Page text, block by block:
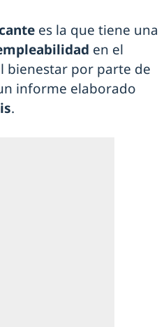
es la que tiene una
en el
bienestar por parte de
informe elaborado
.